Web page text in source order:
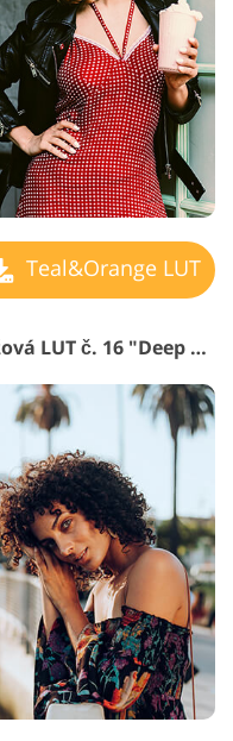
Teal&Orange LUT
Nejlepší zelenomodrá a oranžová LUT č. 16 "Deep Green"